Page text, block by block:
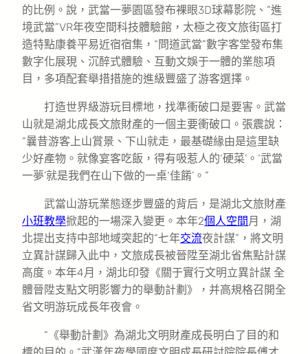
的比例。說，武當一夢園區發布裸眼3D球幕影院、“進
境武當”VR年夜空間科技體驗館，太極之夜文旅街區打
造特點康養平易近宿宿集，“問道武當”數字客堂發布集
數字化展現、沉醉式體驗、互動文娛于一體的業態項
目，多項配套舉措措施的進級豐盛了游客選擇。
打造世界級游玩目標地，找準衝破口是要害。武當
山就是湖北成長文旅財產的一個主要衝破口。張震說：
“曩昔游客上山賞景、下山就走，最基礎緣由是這里缺
少好產物。就像宴客吃飯，得有吸惹人的‘硬菜’。‘武當
一夢’就是我們在山下做的一桌‘佳餚’。”
武當山游玩業態逐步豐盛的背后，是湖北文旅財產
小班教學掀起的一場深入變更。本年2個人空間月，湖
北提出支持中部地域突起的“七年交流夜計謀”，將文明
立異計謀歸入此中，文旅成長被晉陞至湖北省焦點計謀
高度。本年4月，湖北印發《關于實行文明立異計謀 全
體晉陞支點文明影響力的舉動計劃》，并高規格召開全
省文明游玩成長年夜會。
“《舉動計劃》為湖北文明財產成長明白了目的和